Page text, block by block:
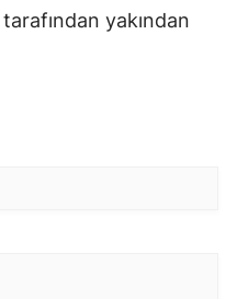
yakından